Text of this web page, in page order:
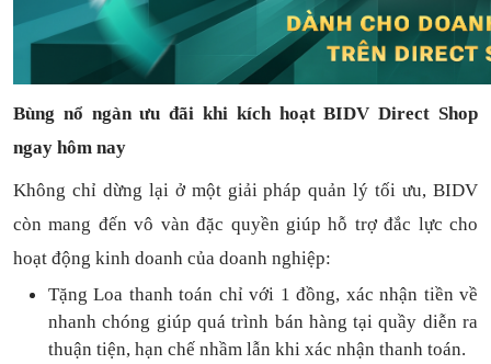
Bùng nổ ngàn ưu đãi khi kích hoạt BIDV Direct Shop
ngay hôm nay
Không chỉ dừng lại ở một giải pháp quản lý tối ưu, BIDV
còn mang đến vô vàn đặc quyền giúp hỗ trợ đắc lực cho
hoạt động kinh doanh của doanh nghiệp:
Tặng Loa thanh toán chỉ với 1đồng, xác nhận tiền về
nhanh chóng giúp quá trình bán hàng tại quầy diễn ra
thuận tiện, hạn chế nhầm lẫn khi xác nhận thanh toán.